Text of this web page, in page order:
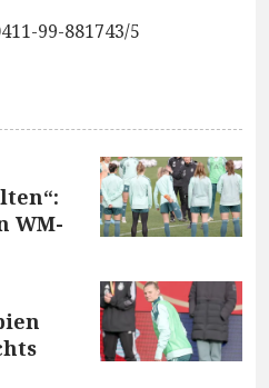
99-881743/5
WM-